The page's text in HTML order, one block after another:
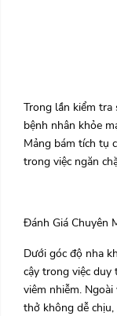
Trong lần kiểm
bệnh nhân khỏe
Mảng bám tích tụ
trong việc ngăn
Đánh Giá Chuyên
Dưới góc độ nha
cậy trong việc duy
viêm nhiễm.
thở không dễ